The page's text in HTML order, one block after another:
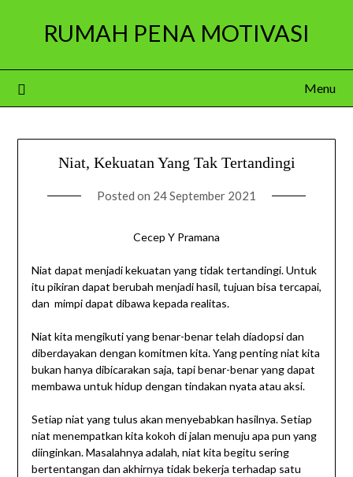
RUMAH PENA MOTIVASI
Menu
Niat, Kekuatan Yang Tak Tertandingi
Posted on 24 September 2021
Cecep Y Pramana
Niat dapat menjadi kekuatan yang tidak tertandingi. Untuk
itu pikiran dapat berubah menjadi hasil, tujuan bisa tercapai,
dan mimpi dapat dibawa kepada realitas.
Niat kita mengikuti yang benar-benar telah diadopsi dan
diberdayakan dengan komitmen kita. Yang penting niat kita
bukan hanya dibicarakan saja, tapi benar-benar yang dapat
membawa untuk hidup dengan tindakan nyata atau aksi.
Setiap niat yang tulus akan menyebabkan hasilnya. Setiap
niat menempatkan kita kokoh di jalan menuju apa pun yang
diinginkan. Masalahnya adalah, niat kita begitu sering
bertentangan dan akhirnya tidak bekerja terhadap satu